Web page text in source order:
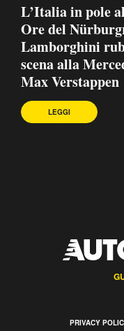
L’Italia in pole
Ore del
Lamborghini
scena alla
Max Verstappen
LEGGI
PRIVACY